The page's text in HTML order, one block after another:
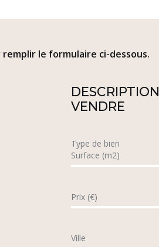
le formulaire ci-dessous.
VENDRE
Type de bien
Surface (m2)
Prix (€)
Ville